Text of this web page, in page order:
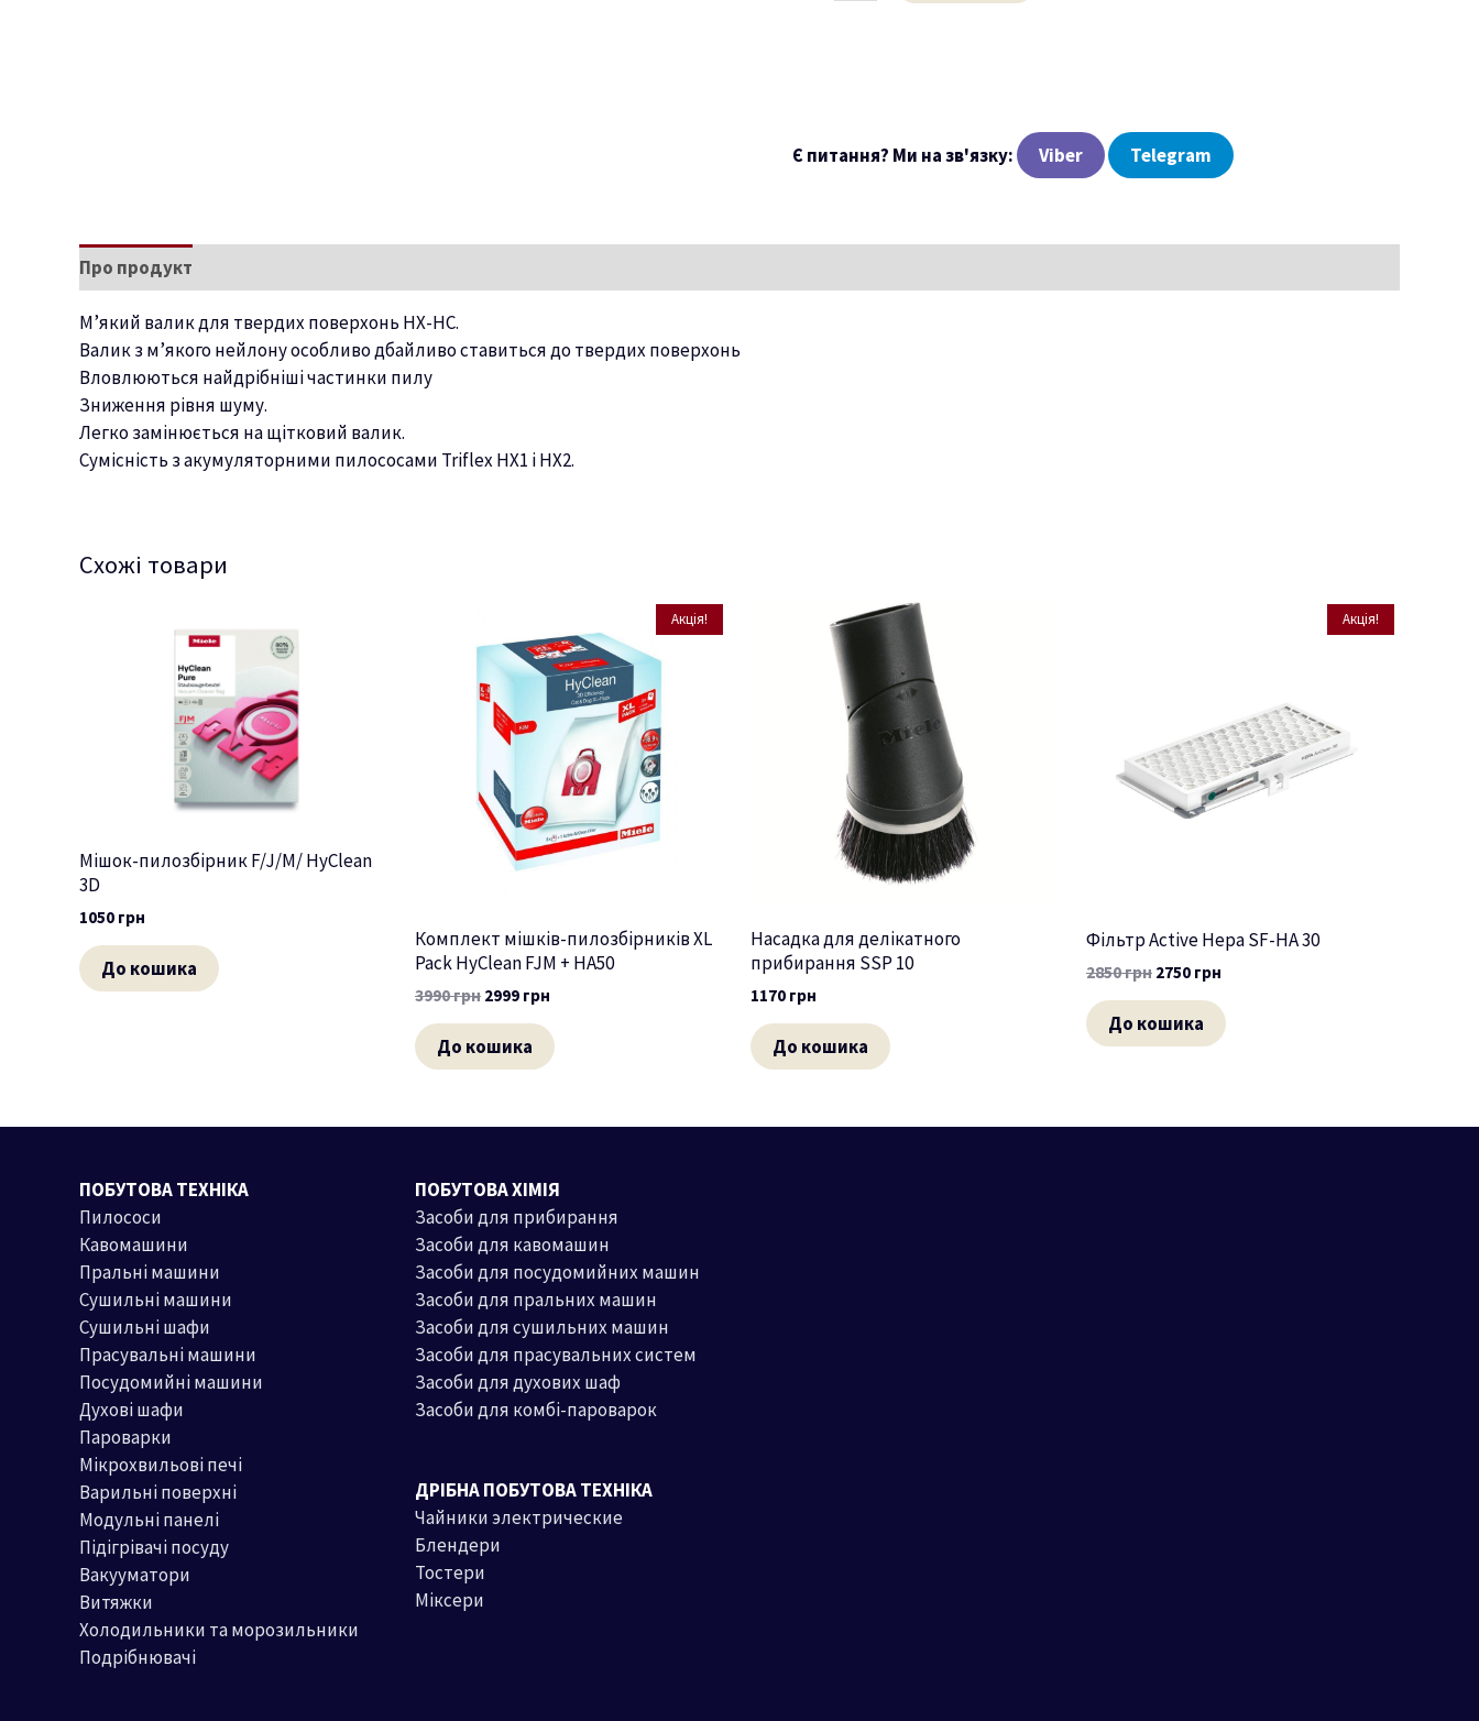
Є питання? Ми на зв'язку: Viber Telegram
Про продукт
М’який валик для твердих поверхонь HX-HC.
Валик з м’якого нейлону особливо дбайливо ставиться до твердих поверхонь
Вловлюються найдрібніші частинки пилу
Зниження рівня шуму.
Легко замінюється на щітковий валик.
Сумісність з акумуляторними пилососами Triflex HX1 і HX2.
Схожі товари
Мішок-пилозбірник F/J/M/ HyClean
3D
1050 грн
До кошика
Акція!
Комплект мішків-пилозбірників XL
Pack HyClean FJM + HA50
3990грн 2999 грн
До кошика
Насадка для делікатного
прибирання SSP 10
1170 грн
До кошика
Акція!
Фільтр Active Hepa SF-HA 30
2850грн 2750 грн
До кошика
ПОБУТОВА ТЕХНІКА
Пилососи
Кавомашини
Пральні машини
Сушильні машини
Сушильні шафи
Прасувальні машини
Посудомийні машини
Духові шафи
Пароварки
Мікрохвильові печі
Варильні поверхні
Модульні панелі
Підігрівачі посуду
Вакууматори
Витяжки
Холодильники та морозильники
Подрібнювачі
ПОБУТОВА ХІМІЯ
Засоби для прибирання
Засоби для кавомашин
Засоби для посудомийних машин
Засоби для пральних машин
Засоби для сушильних машин
Засоби для прасувальних систем
Засоби для духових шаф
Засоби для комбі-пароварок
ДРІБНА ПОБУТОВА ТЕХНІКА
Чайники электрические
Блендери
Тостери
Міксери